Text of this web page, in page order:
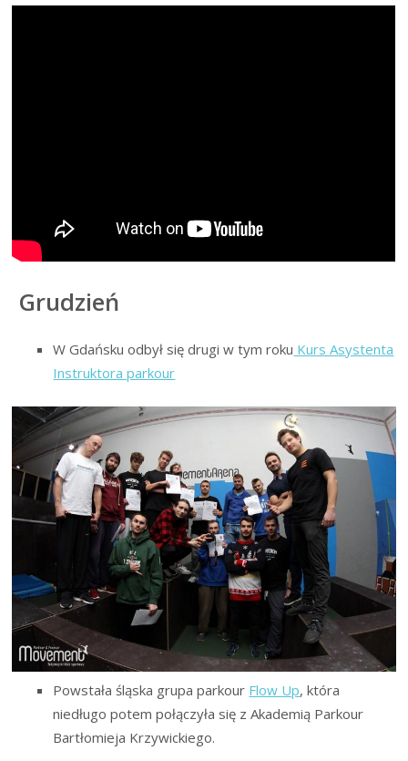
Grudzień
W Gdańsku odbył się drugi w tym roku Kurs Asystenta
Instruktora parkour
Powstała śląska grupa parkour Flow Up, która
niedługo potem połączyła się z Akademią Parkour
Bartłomieja Krzywickiego.